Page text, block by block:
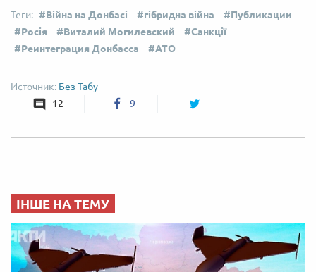
Війна на Донбасі гібридна війна
Публикации
Росія
Виталий Могилевский
Санкції
Реинтеграция Донбасса
АТО
Без Табу
12
9
ІНШЕ НА ТЕМУ